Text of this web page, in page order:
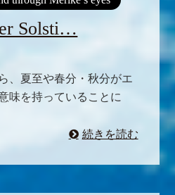
Solsti…
、夏至や春分・秋分がエ
味を持っていることに
続きを読む